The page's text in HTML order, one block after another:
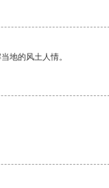
地的风土人情。